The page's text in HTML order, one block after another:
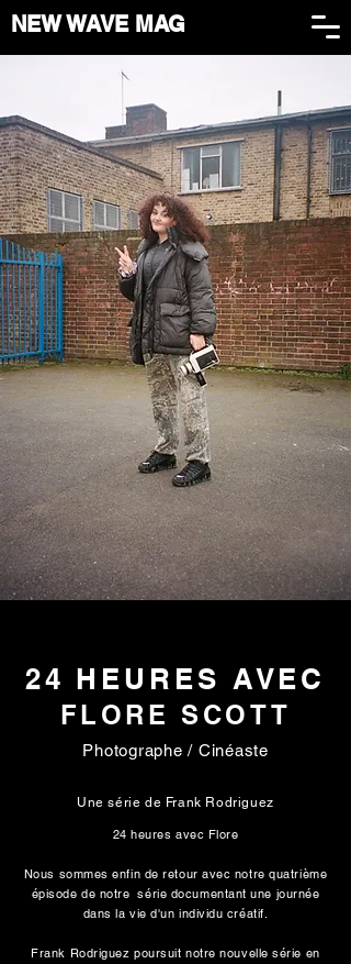
NEW WAVE MAG
24 HEURES AVEC
FLORE SCOTT
Photographe / Cinéaste
Une série de Frank Rodriguez
24 heures avec Flore
Nous sommes enfin de retour avec notre quatrième
épisode de notre série documentant une journée
dans la vie d'un individu créatif.
Frank Rodriguez poursuit notre nouvelle série en